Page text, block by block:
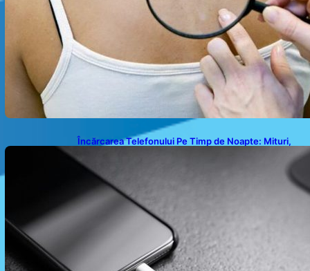
Încărcarea Telefonului Pe Timp de Noapte: Mituri,